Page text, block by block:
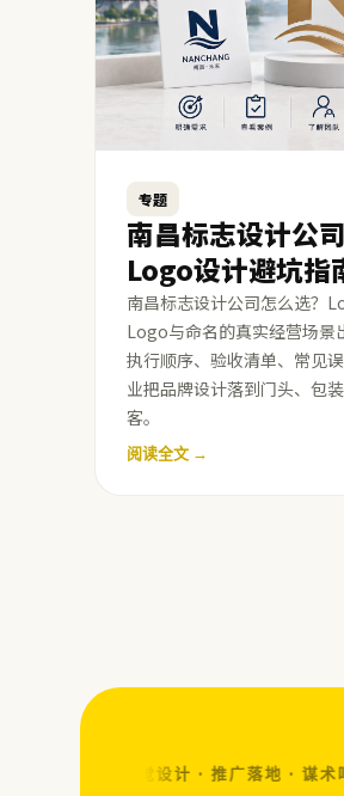
专题
南昌标志设计公
Logo设计避坑指
南昌标志设计公司怎么选？
Logo与命名的真实经营场景
执行顺序、验收清单、常见
业把品牌设计落到门头、包
客。
阅读全文 →
略定位 · 视觉设计 · 推广落地 · 谋术鸣®